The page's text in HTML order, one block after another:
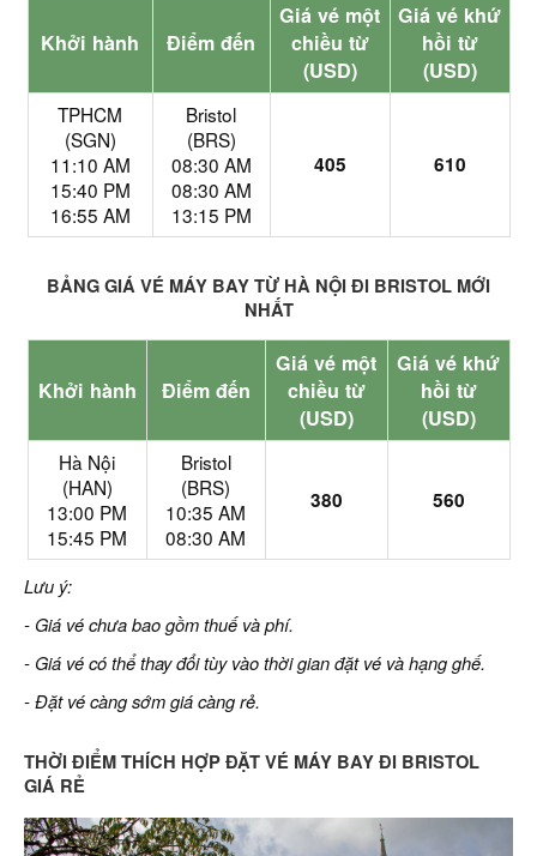
Khởi hành Điểm đến
Giá vé một
chiều từ
(USD)
Giá vé khứ
hồi từ
(USD)
TPHCM
(SGN)
11:10 AM
15:40 PM
16:55 AM
Bristol
(BRS)
08:30 AM
08:30 AM
13:15 PM
405 610
BẢNG GIÁ VÉ MÁY BAY TỪ HÀ NỘI ĐI BRISTOL MỚI
NHẤT
Khởi hành Điểm đến
Giá vé một
chiều từ
(USD)
Giá vé khứ
hồi từ
(USD)
Hà Nội
(HAN)
13:00 PM
15:45 PM
Bristol
(BRS)
10:35 AM
08:30 AM
380 560
Lưu ý:
- Giá vé chưa bao gồm thuế và phí.
- Giá vé có thể thay đổi tùy vào thời gian đặt vé và hạng ghế.
- Đặt vé càng sớm giá càng rẻ.
THỜI ĐIỂM THÍCH HỢP ĐẶT VÉ MÁY BAY ĐI BRISTOL
GIÁ RẺ